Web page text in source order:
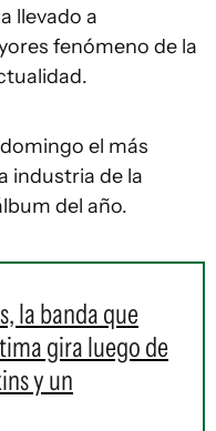
llevado a
fenómeno de la
el más
industria de la
del año.
la banda que
gira luego de
y un